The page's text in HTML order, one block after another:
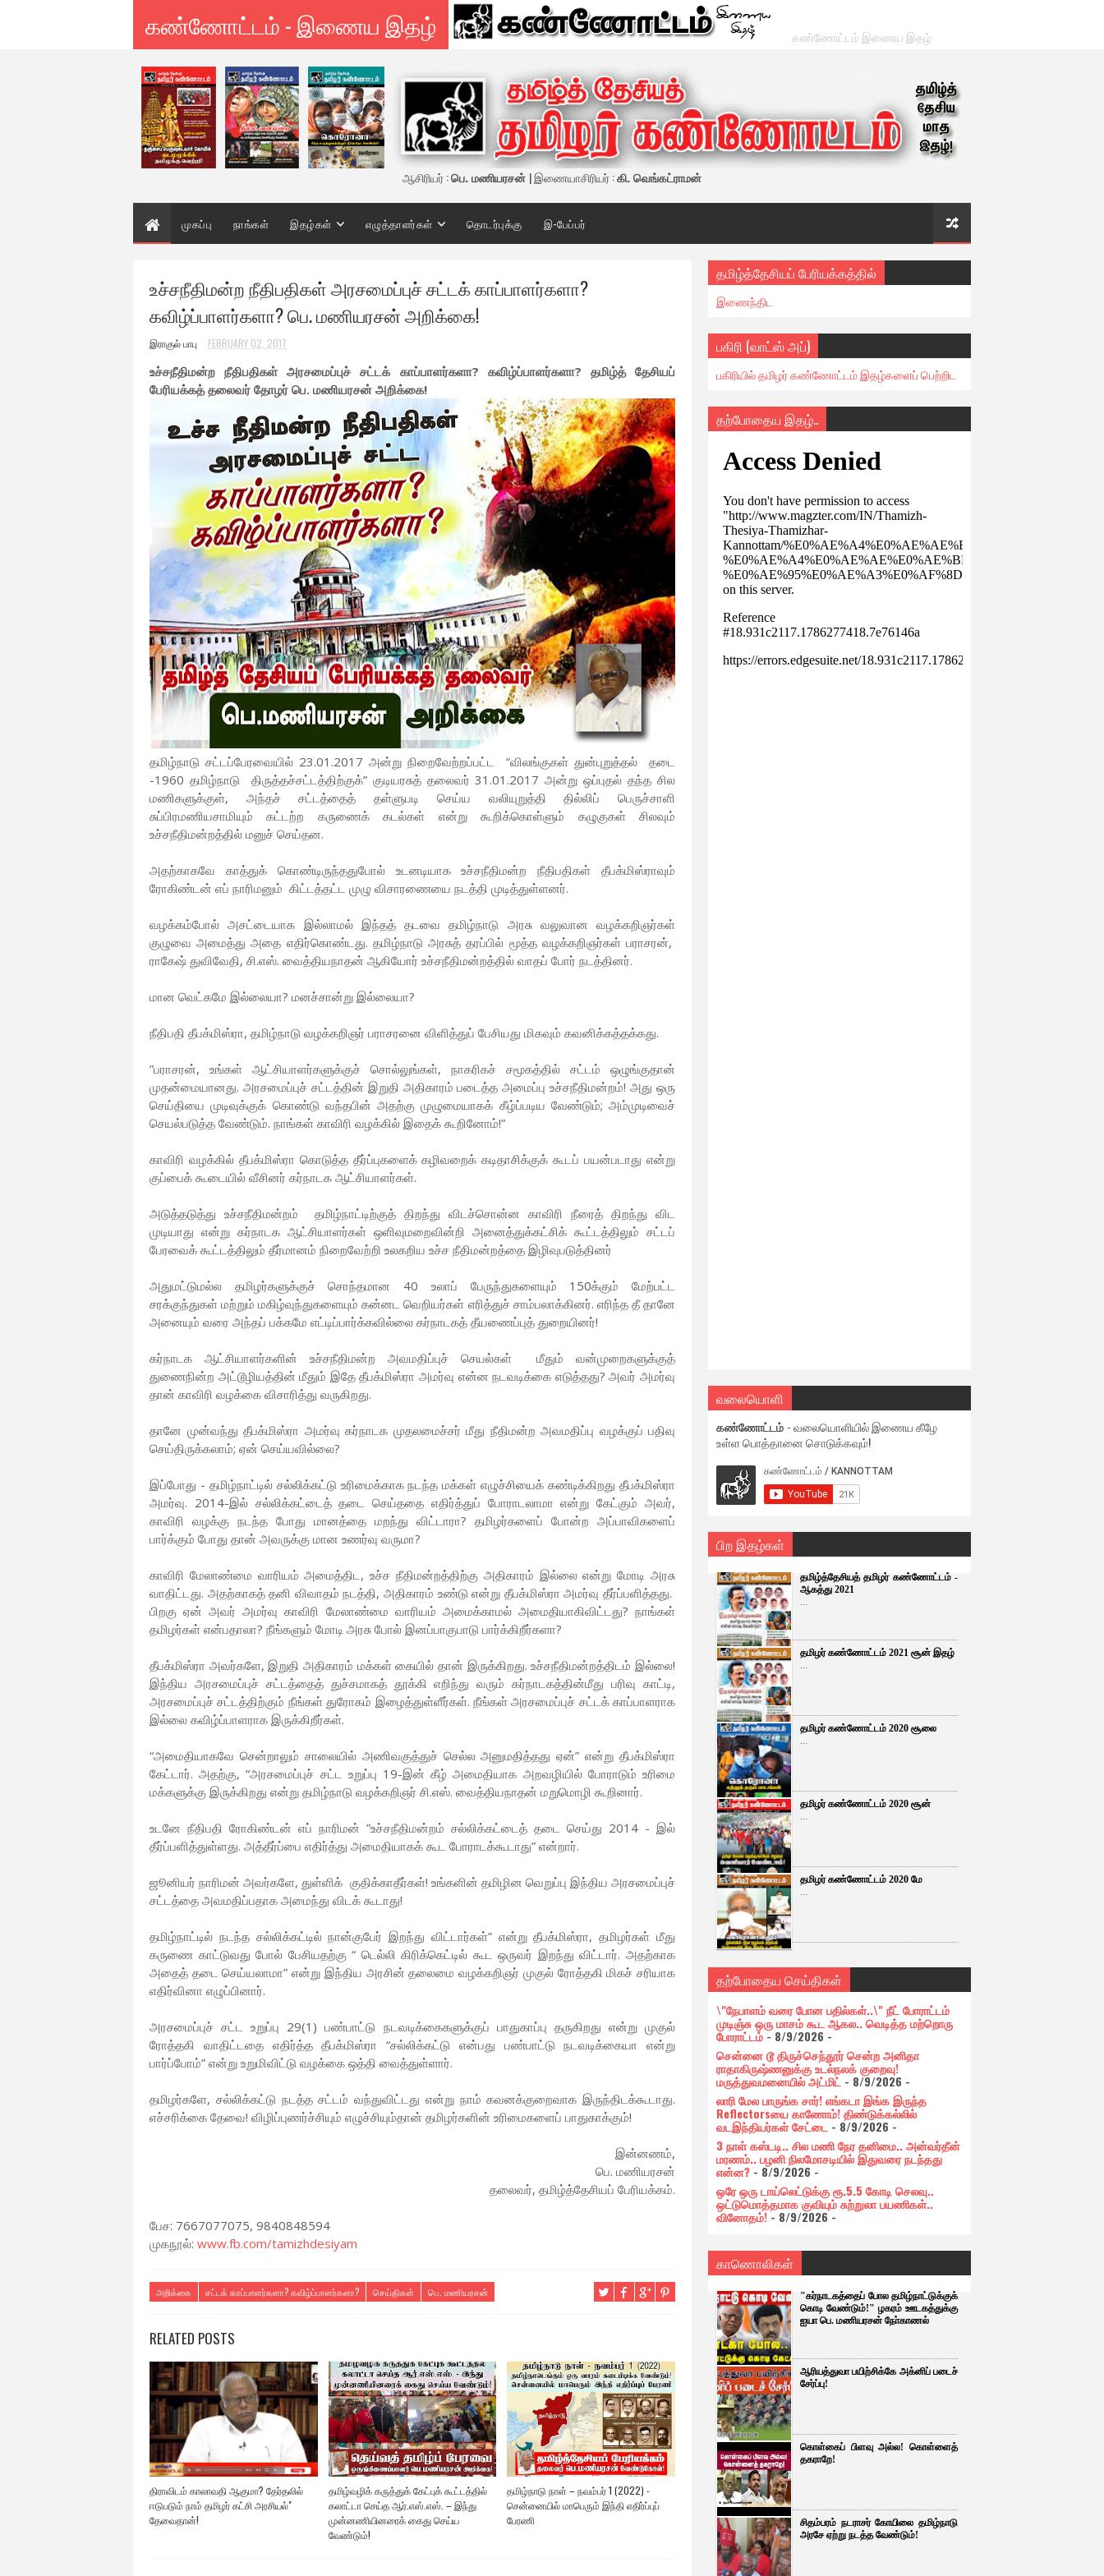
கண்ணோட்டம் - இணைய இதழ் கண்ணோட்டம் இணைய இதழ்
ஆசிரியர் :பெ. மணியரசன் | இணையாசிரியர் :கி. வெங்கட்ராமன்
முகப்பு நாங்கள் இதழ்கள் எழுத்தாளர்கள் தொடர்புக்கு இ-பேப்பர்
உச்சநீதிமன்ற நீதிபதிகள் அரசமைப்புச் சட்டக் காப்பாளர்களா?
கவிழ்ப்பாளர்களா? பெ. மணியரசன் அறிக்கை!
இராகுல் பாபு FEBRUARY 02, 2017
உச்சநீதிமன்ற நீதிபதிகள் அரசமைப்புச் சட்டக் காப்பாளர்களா? கவிழ்ப்பாளர்களா? தமிழ்த் தேசியப்
பேரியக்கத் தலைவர் தோழர் பெ. மணியரசன் அறிக்கை!
தமிழ்நாடு சட்டப்பேரவையில் 23.01.2017 அன்று நிறைவேற்றப்பட்ட “விலங்குகள் துன்புறுத்தல் தடை
-1960 தமிழ்நாடு திருத்தச்சட்டத்திற்குக்” குடியரசுத் தலைவர் 31.01.2017 அன்று ஒப்புதல் தந்த சில
மணிகளுக்குள், அந்தச் சட்டத்தைத் தள்ளுபடி செய்ய வலியுறுத்தி தில்லிப் பெருச்சாளி
சுப்பிரமணியசாமியும் கட்டற்ற கருணைக் கடல்கள் என்று கூறிக்கொள்ளும் கழுகுகள் சிலவும்
உச்சநீதிமன்றத்தில் மனுச் செய்தன.
அதற்காகவே காத்துக் கொண்டிருந்ததுபோல் உடனடியாக உச்சநீதிமன்ற நீதிபதிகள் தீபக்மிஸ்ராவும்
ரோகிண்டன் எப் நாரிமனும் கிட்டத்தட்ட முழு விசாரணையை நடத்தி முடித்துள்ளனர்.
வழக்கம்போல் அசட்டையாக இல்லாமல் இந்தத் தடவை தமிழ்நாடு அரசு வலுவான வழக்கறிஞர்கள்
குழுவை அமைத்து அதை எதிர்கொண்டது. தமிழ்நாடு அரசுத் தரப்பில் மூத்த வழக்கறிஞர்கள் பராசரன்,
ராகேஷ் துவிவேதி, சி.எஸ். வைத்தியநாதன் ஆகியோர் உச்சநீதிமன்றத்தில் வாதப் போர் நடத்தினர்.
மான வெட்கமே இல்லையா? மனச்சான்று இல்லையா?
நீதிபதி தீபக்மிஸ்ரா, தமிழ்நாடு வழக்கறிஞர் பராசரனை விளித்துப் பேசியது மிகவும் கவனிக்கத்தக்கது.
”பராசரன், உங்கள் ஆட்சியாளர்களுக்குச் சொல்லுங்கள், நாகரிகச் சமூகத்தில் சட்டம் ஒழுங்குதான்
முதன்மையானது. அரசமைப்புச் சட்டத்தின் இறுதி அதிகாரம் படைத்த அமைப்பு உச்சநீதிமன்றம்! அது ஒரு
செய்தியை முடிவுக்குக் கொண்டு வந்தபின் அதற்கு முழுமையாகக் கீழ்ப்படிய வேண்டும்; அம்முடிவைச்
செயல்படுத்த வேண்டும். நாங்கள் காவிரி வழக்கில் இதைக் கூறினோம்!”
காவிரி வழக்கில் தீபக்மிஸ்ரா கொடுத்த தீர்ப்புகளைக் கழிவறைக் கடிதாசிக்குக் கூடப் பயன்படாது என்று
குப்பைக் கூடையில் வீசினர் கர்நாடக ஆட்சியாளர்கள்.
அடுத்தடுத்து உச்சநீதிமன்றம் தமிழ்நாட்டிற்குத் திறந்து விடச்சொன்ன காவிரி நீரைத் திறந்து விட
முடியாது என்று கர்நாடக ஆட்சியாளர்கள் ஒளிவுமறைவின்றி அனைத்துக்கட்சிக் கூட்டத்திலும் சட்டப்
பேரவைக் கூட்டத்திலும் தீர்மானம் நிறைவேற்றி உலகறிய உச்ச நீதிமன்றத்தை இழிவுபடுத்தினர்
அதுமட்டுமல்ல தமிழர்களுக்குச் சொந்தமான 40 உலாப் பேருந்துகளையும் 150க்கும் மேற்பட்ட
சரக்குந்துகள் மற்றும் மகிழ்வுந்துகளையும் கன்னட வெறியர்கள் எரித்துச் சாம்பலாக்கினர். எரிந்த தீ தானே
அனையும் வரை அந்தப் பக்கமே எட்டிப்பார்க்கவில்லை கர்நாடகத் தீயணைப்புத் துறையினர்!
கர்நாடக ஆட்சியாளர்களின் உச்சநீதிமன்ற அவமதிப்புச் செயல்கள் மீதும் வன்முறைகளுக்குத்
துணைநின்ற அட்டூழியத்தின் மீதும் இதே தீபக்மிஸ்ரா அமர்வு என்ன நடவடிக்கை எடுத்தது? அவர் அமர்வு
தான் காவிரி வழக்கை விசாரித்து வருகிறது.
தானே முன்வந்து தீபக்மிஸ்ரா அமர்வு கர்நாடக முதலமைச்சர் மீது நீதிமன்ற அவமதிப்பு வழக்குப் பதிவு
செய்திருக்கலாம்; ஏன் செய்யவில்லை?
இப்போது - தமிழ்நாட்டில் சல்லிக்கட்டு உரிமைக்காக நடந்த மக்கள் எழுச்சியைக் கண்டிக்கிறது தீபக்மிஸ்ரா
அமர்வு. 2014-இல் சல்லிக்கட்டைத் தடை செய்ததை எதிர்த்துப் போராடலாமா என்று கேட்கும் அவர்,
காவிரி வழக்கு நடந்த போது மானத்தை மறந்து விட்டாரா? தமிழர்களைப் போன்ற அப்பாவிகளைப்
பார்க்கும் போது தான் அவருக்கு மான உணர்வு வருமா?
காவிரி மேலாண்மை வாரியம் அமைத்திட, உச்ச நீதிமன்றத்திற்கு அதிகாரம் இல்லை என்று மோடி அரசு
வாதிட்டது. அதற்காகத் தனி விவாதம் நடத்தி, அதிகாரம் உண்டு என்று தீபக்மிஸ்ரா அமர்வு தீர்ப்பளித்தது.
பிறகு ஏன் அவர் அமர்வு காவிரி மேலாண்மை வாரியம் அமைக்காமல் அமைதியாகிவிட்டது? நாங்கள்
தமிழர்கள் என்பதாலா? நீங்களும் மோடி அரசு போல் இனப்பாகுபாடு பார்க்கிறீர்களா?
தீபக்மிஸ்ரா அவர்களே, இறுதி அதிகாரம் மக்கள் கையில் தான் இருக்கிறது. உச்சநீதிமன்றத்திடம் இல்லை!
இந்திய அரசமைப்புச் சட்டத்தைத் துச்சமாகத் தூக்கி எறிந்து வரும் கர்நாடகத்தின்மீது பரிவு காட்டி,
அரசமைப்புச் சட்டத்திற்கும் நீங்கள் துரோகம் இழைத்துள்ளீர்கள். நீங்கள் அரசமைப்புச் சட்டக் காப்பாளராக
இல்லை கவிழ்ப்பாளராக இருக்கிறீர்கள்.
“அமைதியாகவே சென்றாலும் சாலையில் அணிவகுத்துச் செல்ல அனுமதித்தது ஏன்” என்று தீபக்மிஸ்ரா
கேட்டார். அதற்கு, “அரசமைப்புச் சட்ட உறுப்பு 19-இன் கீழ் அமைதியாக அறவழியில் போராடும் உரிமை
மக்களுக்கு இருக்கிறது என்று தமிழ்நாடு வழக்கறிஞர் சி.எஸ். வைத்தியநாதன் மறுமொழி கூறினார்.
உடனே நீதிபதி ரோகிண்டன் எப் நாரிமன் ”உச்சநீதிமன்றம் சல்லிக்கட்டைத் தடை செய்து 2014 - இல்
தீர்ப்பளித்துள்ளது. அத்தீர்ப்பை எதிர்த்து அமைதியாகக் கூட போராடக்கூடாது” என்றார்.
ஜூனியர் நாரிமன் அவர்களே, துள்ளிக் குதிக்காதீர்கள்! உங்களின் தமிழின வெறுப்பு இந்திய அரசமைப்புச்
சட்டத்தை அவமதிப்பதாக அமைந்து விடக் கூடாது!
தமிழ்நாட்டில் நடந்த சல்லிக்கட்டில் நான்குபேர் இறந்து விட்டார்கள்” என்று தீபக்மிஸ்ரா, தமிழர்கள் மீது
கருணை காட்டுவது போல் பேசியதற்கு “ டெல்லி கிரிக்கெட்டில் கூட ஒருவர் இறந்து விட்டார். அதற்காக
அதைத் தடை செய்யலாமா” என்று இந்திய அரசின் தலைமை வழக்கறிஞர் முகுல் ரோத்தகி மிகச் சரியாக
எதிர்வினா எழுப்பினார்.
அரசமைப்புச் சட்ட உறுப்பு 29(1) பண்பாட்டு நடவடிக்கைகளுக்குப் பாதுகாப்பு தருகிறது என்று முகுல்
ரோத்தகி வாதிட்டதை எதிர்த்த தீபக்மிஸ்ரா “சல்லிக்கட்டு என்பது பண்பாட்டு நடவடிக்கையா என்று
பார்ப்போம்” என்று உறுமிவிட்டு வழக்கை ஒத்தி வைத்துள்ளார்.
தமிழர்களே, சல்லிக்கட்டு நடத்த சட்டம் வந்துவிட்டது என்று நாம் கவனக்குறைவாக இருந்திடக்கூடாது.
எச்சரிக்கை தேவை! விழிப்புணர்ச்சியும் எழுச்சியும்தான் தமிழர்களின் உரிமைகளைப் பாதுகாக்கும்!
இன்னணம்,
பெ. மணியரசன்
தலைவர், தமிழ்த்தேசியப் பேரியக்கம்.
பேச: 7667077075, 9840848594
முகநூல்: www.fb.com/tamizhdesiyam
அறிக்கை சட்டக் காப்பாளர்களா? கவிழ்ப்பாளர்களா? செய்திகள் பெ. மணியரசன்
RELATED POSTS
திராவிடம் காலாவதி ஆகுமா? தேர்தலில்
ஈடுபடும் நாம் தமிழர் கட்சி அரசியல்"
தேவைதான்!
தமிழ்வழிக் கருத்துக் கேட்புக் கூட்டத்தில்
கலாட்டா செய்த ஆர்.எஸ்.எஸ். – இந்து
முன்னணியினரைக் கைது செய்ய
வேண்டும்!
தமிழ்நாடு நாள் – நவம்பர் 1 (2022) -
சென்னையில் மாபெரும் இந்தி எதிர்ப்புப்
பேரணி
தமிழ்த்தேசியப் பேரியக்கத்தில்
இணைந்திட
பகிரி (வாட்ஸ் அப்)
பகிரியில் தமிழர் கண்ணோட்டம் இதழ்களைப் பெற்றிட
தற்போதைய இதழ்..
வலையொளி
கண்ணோட்டம் - வலையொளியில் இணைய கீழே
உள்ள பொத்தானை சொடுக்கவும்!
பிற இதழ்கள்
தமிழ்த்தேசியத் தமிழர் கண்ணோட்டம் -
ஆகத்து 2021
...
தமிழர் கண்ணோட்டம் 2021 சூன் இதழ்
...
தமிழர் கண்ணோட்டம் 2020 சூலை
...
தமிழர் கண்ணோட்டம் 2020 சூன்
...
தமிழர் கண்ணோட்டம் 2020 மே
...
தற்போதைய செய்திகள்
\"நேபாளம் வரை போன பதில்கள்..\" நீட் போராட்டம்
முடிஞ்சு ஒரு மாசம் கூட ஆகல.. வெடித்த மற்றொரு
போராட்டம்- 8/9/2026 -
சென்னை டூ திருச்செந்தூர் சென்ற அனிதா
ராதாகிருஷ்ணனுக்கு உடல்நலக் குறைவு!
மருத்துவமனையில் அட்மிட் - 8/9/2026 -
லாரி மேல பாருங்க சார்! எங்கடா இங்க இருந்த
Reflectorsயை காணோம்! திண்டுக்கல்லில்
வடஇந்தியர்கள் சேட்டை - 8/9/2026 -
3 நாள் கஸ்டடி.. சில மணி நேர தனிமை.. அன்வர்தீன்
மரணம்.. பழனி நிலமோசடியில் இதுவரை நடந்தது
என்ன? - 8/9/2026 -
ஒரே ஒரு டாய்லெட்டுக்கு ரூ.5.5 கோடி செலவு..
ஒட்டுமொத்தமாக குவியும் சுற்றுலா பயணிகள்..
வினோதம்!- 8/9/2026-
காணொலிகள்
"கர்நாடகத்தைப் போல தமிழ்நாட்டுக்குக்
கொடி வேண்டும்!" ழகரம் ஊடகத்துக்கு
ஐயா பெ. மணியரசன் நோ்காணல்
ஆரியத்துவா பயிற்சிக்கே அக்னிப் படைச்
சேர்ப்பு!
கொள்கைப் பிளவு அல்ல! கொள்ளைத்
தகராறே!
சிதம்பரம் நடராசர் கோயிலை தமிழ்நாடு
அரசே ஏற்று நடத்த வேண்டும்!